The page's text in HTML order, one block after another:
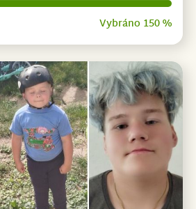
Vybráno 150 %